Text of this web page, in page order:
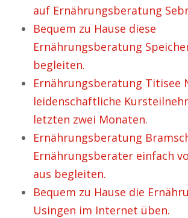
auf Ernährungsberatung
Bequem zu Hause diese
Ernährungsberatung
begleiten.
Ernährungsberatung Titisee
leidenschaftliche
letzten zwei Monaten.
Ernährungsberatung
Ernährungsberater einfach
aus begleiten.
Bequem zu Hause die
Usingen im Internet üben.